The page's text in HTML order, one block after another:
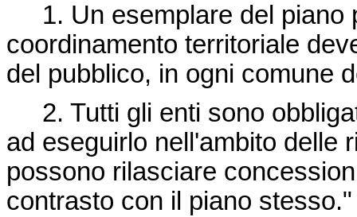
1. Un esemplare del piano
coordinamento territoriale
del pubblico, in ogni comune
2. Tutti gli enti sono
ad eseguirlo nell'ambito delle
possono rilasciare
contrasto con il piano stesso."